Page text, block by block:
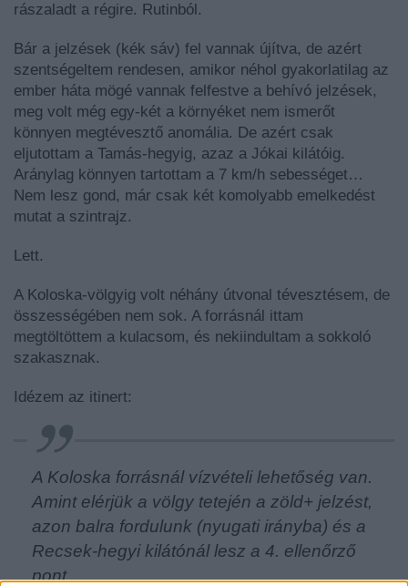
rászaladt a régire. Rutinból.
Bár a jelzések (kék sáv) fel vannak újítva, de azért
szentségeltem rendesen, amikor néhol gyakorlatilag az
ember háta mögé vannak felfestve a behívó jelzések,
meg volt még egy-két a környéket nem ismerőt
könnyen megtévesztő anomália. De azért csak
eljutottam a Tamás-hegyig, azaz a Jókai kilátóig.
Aránylag könnyen tartottam a 7 km/h sebességet…
Nem lesz gond, már csak két komolyabb emelkedést
mutat a szintrajz.
Lett.
A Koloska-völgyig volt néhány útvonal tévesztésem, de
összességében nem sok. A forrásnál ittam
megtöltöttem a kulacsom, és nekiindultam a sokkoló
szakasznak.
Idézem az itinert:
A Koloska forrásnál vízvételi lehetőség van.
Amint elérjük a völgy tetején a zöld+ jelzést,
azon balra fordulunk (nyugati irányba) és a
Recsek-hegyi kilátónál lesz a 4. ellenőrző
pont…